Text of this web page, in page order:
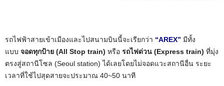
รถไฟฟ้าสายเข้าเมืองและไปสนามบินนี้จะเรียกว่า “AREX” มีทั้ง
แบบ จอดทุกป้าย (All Stop train) หรือ รถไฟด่วน (Express train) ที่มุ่ง
ตรงสู่สถานีโซล (Seoul station) ได้เลยโดยไม่จอดแวะสถานีอื่น ระยะ
เวลาที่ใช้ไปสุดสายจะประมาณ 40~50 นาที